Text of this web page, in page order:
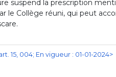
suspend la prescription
le Collège réuni, qui peut
15, 004; En vigueur : 01-01-2024>